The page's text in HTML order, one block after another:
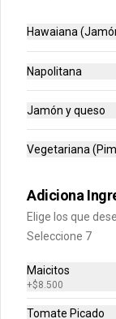
Postres
Hawaiana
Napolitana
Jamón y queso
Vegetariana
Adiciona
Elige los que
Seleccione 7
Maicitos
+$8.500
Tomate Picado